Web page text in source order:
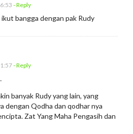
- Reply
bangga dengan pak Rudy
- Reply
banyak Rudy yang lain, yang
dengan Qodha dan qodhar nya
Zat Yang Maha Pengasih dan